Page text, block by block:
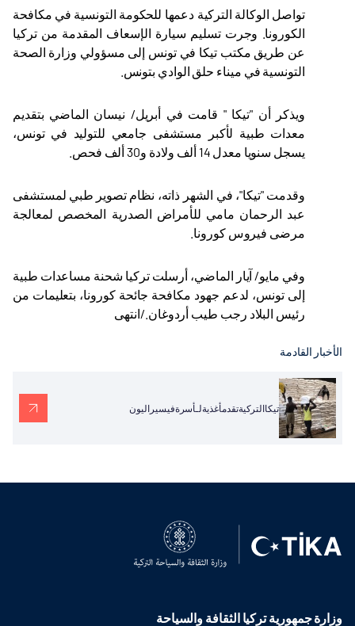
تواصل الوكالة التركية دعمها للحكومة التونسية في مكافحة
الكورونا. وجرت تسليم سيارة الإسعاف المقدمة من تركيا
عن طريق مكتب تيكا في تونس إلى مسؤولي وزارة الصحة
التونسية في ميناء حلق الوادي بتونس.
ويذكر أن "تيكا " قامت في أبريل/ نيسان الماضي بتقديم
معدات طبية لأكبر مستشفى جامعي للتوليد في تونس،
يسجل سنويا معدل 14 ألف ولادة و30 ألف فحص
وقدمت "تيكا"، في الشهر ذاته، نظام تصوير طبي لمستشفى
عبد الرحمان مامي للأمراض الصدرية المخصص لمعالجة
مرضى فيروس كورونا
وفي مايو/ آيار الماضي، أرسلت تركيا شحنة مساعدات طبية
إلى تونس، لدعم جهود مكافحة جائحة كورونا، بتعليمات من
رئيس البلاد رجب طيب أردوغان./انتهى
الأخبار القادمة
تيكاالتركيةتقدمأغذيةلـأسرةفيسيراليون
وزارة جمهورية تركيا الثقافة والسياحة